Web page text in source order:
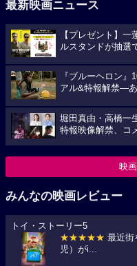
最新映画ニュース
【プレゼント】
ルスタンドが抽選
『ブルーヘロン
アル&特報解禁―
堀田真由・高橋一
特報映像解禁、コ
映
みんなの映画レビュー
トイ・ストーリー5
★★★★★ 最近街
児）がi...